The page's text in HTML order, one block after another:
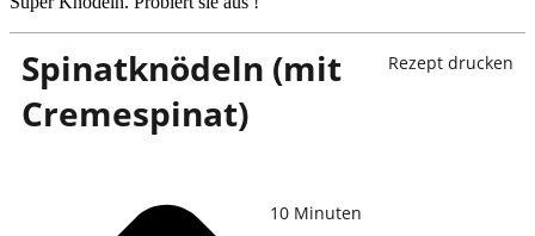
Rezept drucken
Spinatknödeln (mit
Cremespinat)
10 Minuten